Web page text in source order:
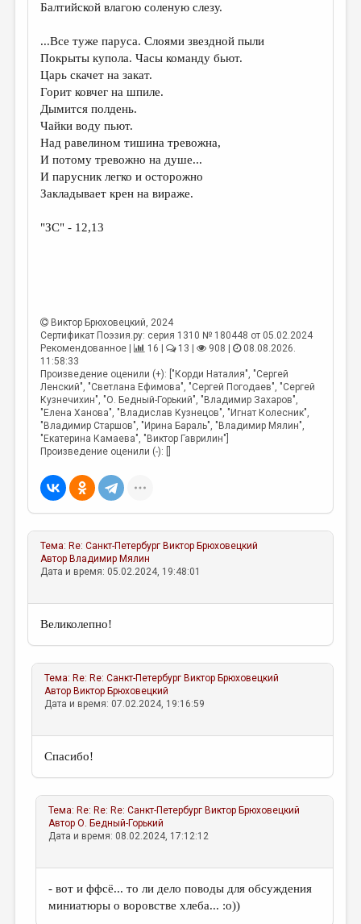
ЦИКЛЫ ПУБЛИКАЦИЙ
ТРЕДИАКОВСКИЙ
МЕДИА
ВКОНТАКТЕ
Балтийской влагою соленую слезу.
...Все туже паруса. Слоями звездной пыли
Покрыты купола. Часы команду бьют.
Царь скачет на закат.
Горит ковчег на шпиле.
Дымится полдень.
Чайки воду пьют.
Над равелином тишина тревожна,
И потому тревожно на душе...
И парусник легко и осторожно
Закладывает крен на вираже.
"ЗС" - 12,13
Виктор Брюховецкий, 2024
Сертификат Поэзия.ру: серия 1310 № 180448 от 05.02.2024
Рекомендованное |
16 | 13 | 908 |
08.08.2026.
11:58:33
Произведение оценили (+): ["Корди Наталия", "Сергей
Ленский", "Светлана Ефимова", "Сергей Погодаев", "Сергей
Кузнечихин", "О. Бедный-Горький", "Владимир Захаров",
"Елена Ханова", "Владислав Кузнецов", "Игнат Колесник",
"Владимир Старшов", "Ирина Бараль", "Владимир Мялин",
"Екатерина Камаева", "Виктор Гаврилин"]
Произведение оценили (-): []
Тема: Re: Санкт-Петербург Виктор Брюховецкий
Автор Владимир Мялин
Дата и время: 05.02.2024, 19:48:01
Великолепно!
Тема: Re: Re: Санкт-Петербург Виктор Брюховецкий
Автор Виктор Брюховецкий
Дата и время: 07.02.2024, 19:16:59
Спасибо!
Тема: Re: Re: Re: Санкт-Петербург Виктор Брюховецкий
АвторО. Бедный-Горький
Дата и время: 08.02.2024, 17:12:12
- вот и ффсё... то ли дело поводы для обсуждения
миниатюры о воровстве хлеба... :о))